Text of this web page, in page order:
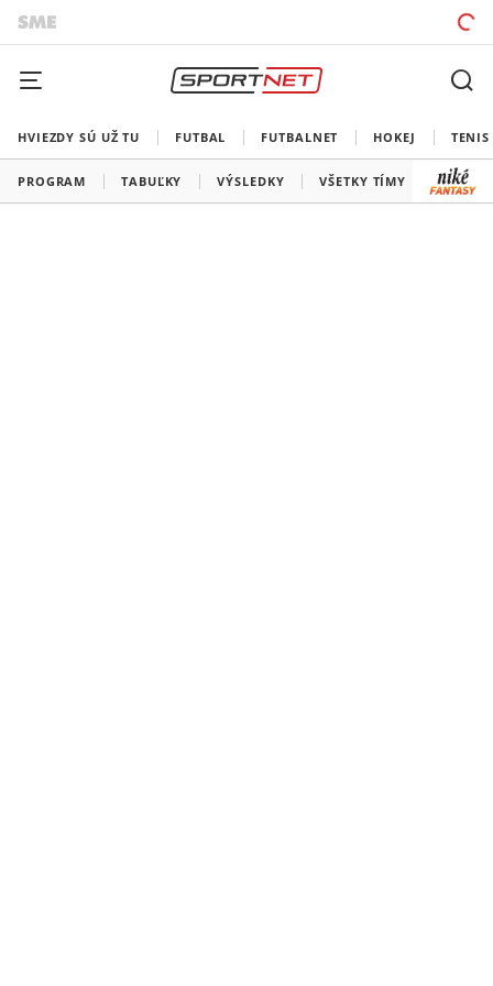
HVIEZDY SÚ UŽ TU FUTBAL FUTBALNET HOKEJ TENIS
PROGRAM TABUĽKY VÝSLEDKY VŠETKY TÍMY